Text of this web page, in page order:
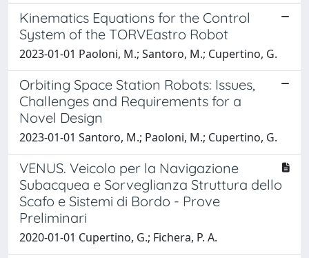
Kinematics Equations for the Control
System of the TORVEastro Robot
2023-01-01 Paoloni, M.; Santoro, M.; Cupertino, G.
Orbiting Space Station Robots: Issues,
Challenges and Requirements for a
Novel Design
2023-01-01 Santoro, M.; Paoloni, M.; Cupertino, G.
VENUS. Veicolo per la Navigazione
Subacquea e Sorveglianza Struttura dello
Scafo e Sistemi di Bordo - Prove
Preliminari
2020-01-01 Cupertino, G.; Fichera, P. A.